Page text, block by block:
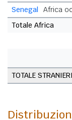
Senegal Africa
Totale Africa
TOTALE STRANIERI